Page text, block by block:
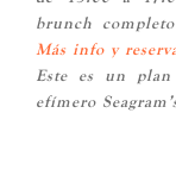
brunch
Más info y
Este es un
efímero